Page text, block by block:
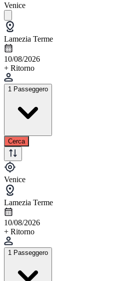
Venice
Lamezia Terme
10/08/2026
+ Ritorno
1 Passeggero
Cerca
Venice
Lamezia Terme
10/08/2026
+ Ritorno
1 Passeggero